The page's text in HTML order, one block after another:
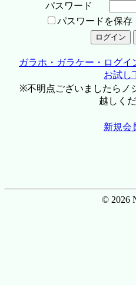
パスワード
パスワードを保存
ガラホ・ガラケー・ログ
お試し
※不明点ございましたらノ
越しく
新規会
© 2026